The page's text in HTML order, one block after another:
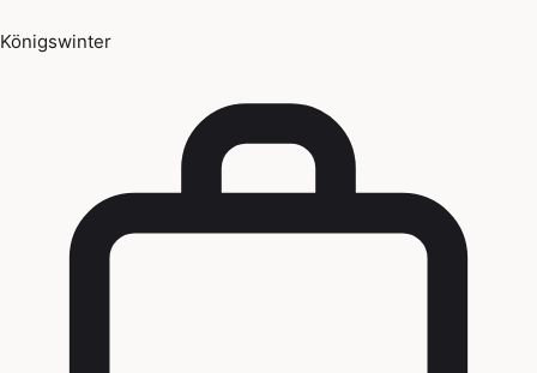
Königswinter